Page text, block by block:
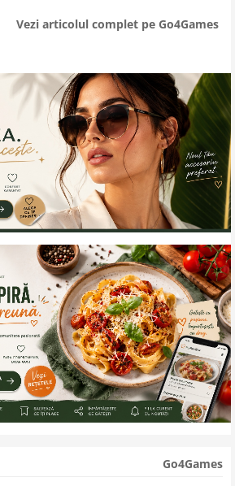
Vezi articolul complet pe Go4Games
Go4Games